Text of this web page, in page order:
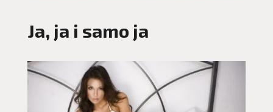
Ja, ja i samo ja